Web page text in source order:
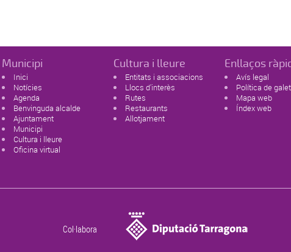
Municipi
Inici
Notícies
Agenda
Benvinguda alcalde
Ajuntament
Municipi
Cultura i lleure
Oficina virtual
Cultura i lleure
Entitats i associacions
Llocs d'interès
Rutes
Restaurants
Allotjament
Enllaços
Avís legal
Política de
Mapa web
Índex web
Col·labora